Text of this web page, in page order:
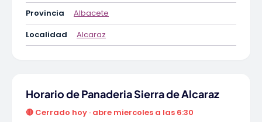
Provincia
Albacete
Localidad
Alcaraz
Horario de Panaderia Sierra de Alcaraz
🔴 Cerrado hoy · abre miercoles a las 6:30